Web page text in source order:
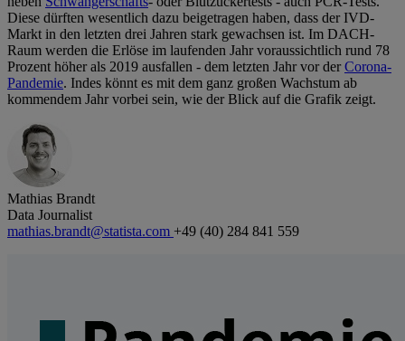
Diese dürften wesentlich dazu beigetragen haben, dass der IVD-
Markt in den letzten drei Jahren stark gewachsen ist. Im DACH-
Raum werden die Erlöse im laufenden Jahr voraussichtlich rund 78
Prozent höher als 2019 ausfallen - dem letzten Jahr vor derCorona-
Pandemie. Indes könnt es mit dem ganz großen Wachstum ab
kommendem Jahr vorbei sein, wie der Blick auf die Grafik zeigt.
Mathias Brandt
Data Journalist
mathias.brandt@statista.com +49 (40) 284 841 559